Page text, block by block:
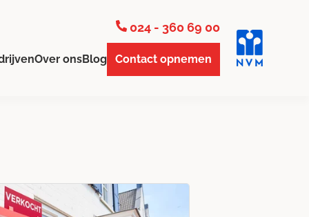
024 - 360 69 00
Over onsBlog Contact opnemen